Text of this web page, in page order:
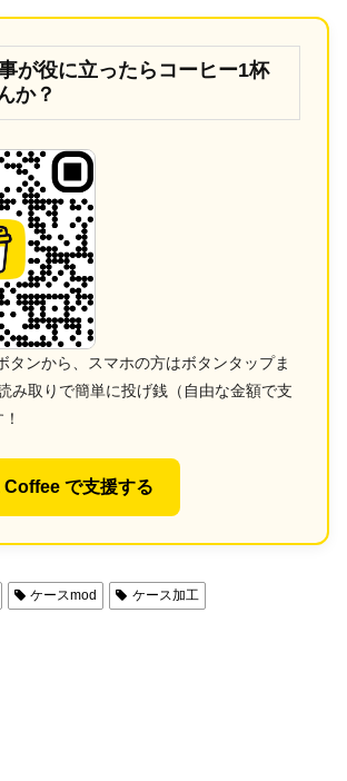
が役に立ったらコーヒー1杯
か？
タンから、スマホの方はボタンタップま
み取りで簡単に投げ銭（自由な金額で支
Coffee で支援する
ケースmod ケース加工